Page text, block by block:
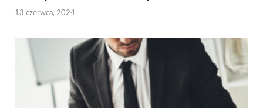
13 czerwca, 2024